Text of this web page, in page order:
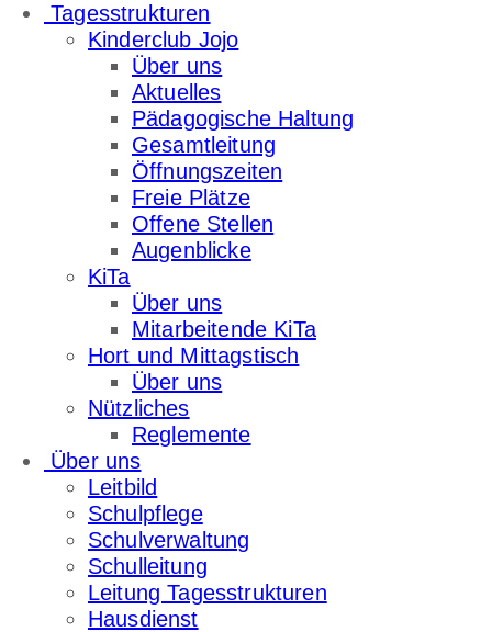
Tagesstrukturen
Kinderclub Jojo
Über uns
Aktuelles
Pädagogische Haltung
Gesamtleitung
Öffnungszeiten
Freie Plätze
Offene Stellen
Augenblicke
KiTa
Über uns
Mitarbeitende KiTa
Hort und Mittagstisch
Über uns
Nützliches
Reglemente
Über uns
Leitbild
Schulpflege
Schulverwaltung
Schulleitung
Leitung Tagesstrukturen
Hausdienst